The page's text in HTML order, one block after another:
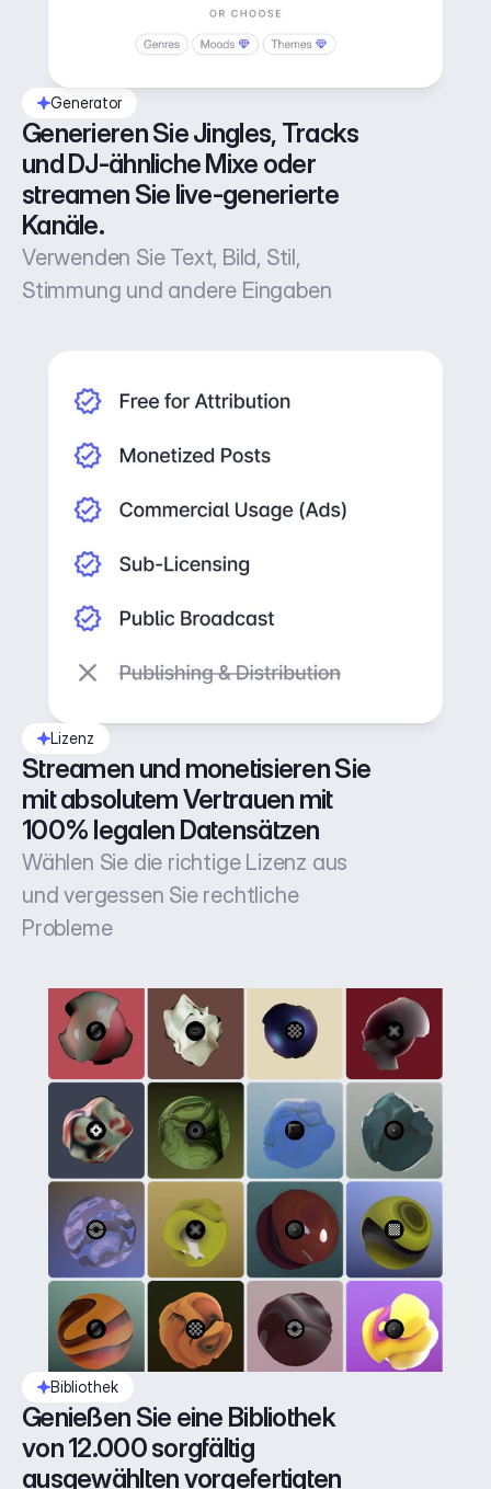
Generator
Generieren Sie Jingles, Tracks
und DJ-ähnliche Mixe oder
streamen Sie live-generierte
Kanäle.
Verwenden Sie Text, Bild, Stil,
Stimmung und andere Eingaben
Lizenz
Streamen und monetisieren Sie
mit absolutem Vertrauen mit
100% legalen Datensätzen
Wählen Sie die richtige Lizenz aus
und vergessen Sie rechtliche
Probleme
Bibliothek
Genießen Sie eine Bibliothek
von 12.000 sorgfältig
ausgewählten vorgefertigten